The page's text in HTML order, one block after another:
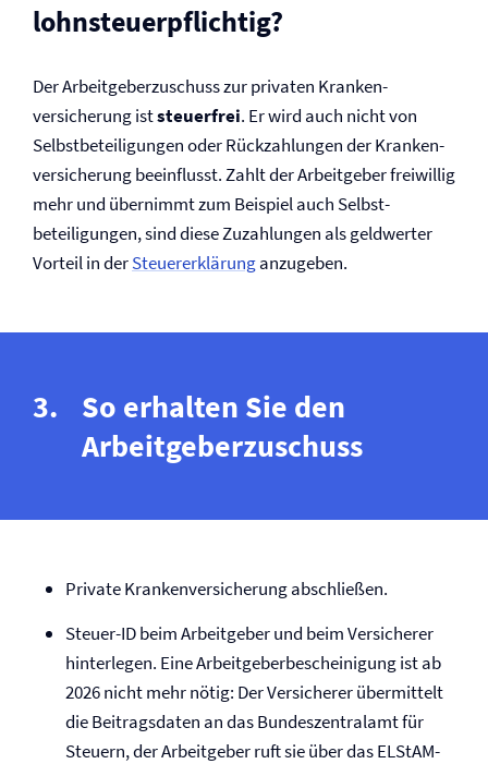
lohnsteuerpflichtig?
Der Arbeitgeberzuschuss zur privaten Kranken­
versicherung iststeuerfrei. Er wird auch nicht von
Selbst­beteiligungen oder Rückzahlungen der Kranken­
versicherung beeinflusst. Zahlt der Arbeitgeber freiwillig
mehr und übernimmt zum Beispiel auch Selbst­
beteiligungen, sind diese Zuzahlungen als geldwerter
Vorteil in derSteuererklärunganzugeben.
So erhalten Sie den
Arbeitgeberzuschuss
Private Kranken­versicherung abschließen.
Steuer-ID beim Arbeitgeber und beim Versicherer
hinterlegen. Eine Arbeitgeberbescheinigung ist ab
2026 nicht mehr nötig: Der Versicherer übermittelt
die Beitragsdaten an das Bundeszentralamt für
Steuern, der Arbeitgeber ruft sie über das ELStAM-